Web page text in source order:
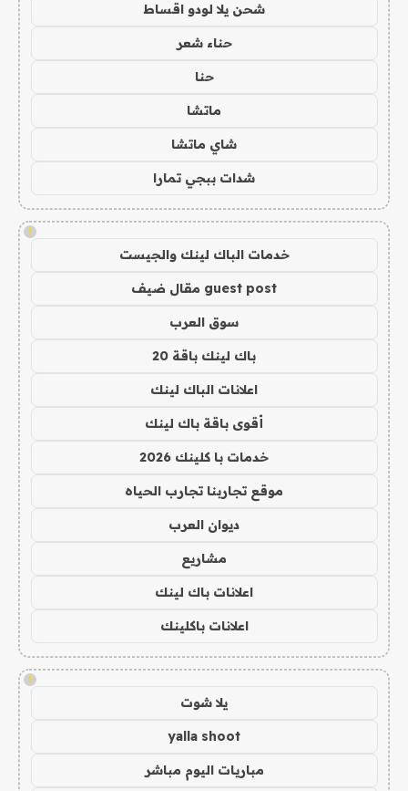
شحن يلا لودو اقساط
حناء شعر
حنا
ماتشا
شاي ماتشا
شدات ببجي تمارا
!
خدمات الباك لينك والجيست
guest post مقال ضيف
سوق العرب
باك لينك باقة 20
اعلانات الباك لينك
أقوى باقة باك لينك
خدمات با كلينك 2026
موقع تجاربنا تجارب الحياه
ديوان العرب
مشاريع
اعلانات باك لينك
اعلانات باكلينك
!
يلا شوت
yalla shoot
مباريات اليوم مباشر